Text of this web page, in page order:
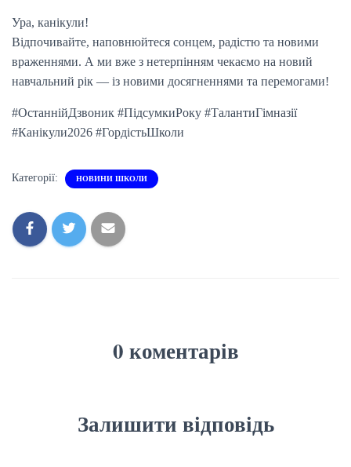
Ура, канікули!
Відпочивайте, наповнюйтеся сонцем, радістю та новими
враженнями. А ми вже з нетерпінням чекаємо на новий
навчальний рік — із новими досягненнями та перемогами!
#ОстаннійДзвоник #ПідсумкиРоку #ТалантиГімназії
#Канікули2026 #ГордістьШколи
Категорії: НОВИНИ ШКОЛИ
0 коментарів
Залишити відповідь